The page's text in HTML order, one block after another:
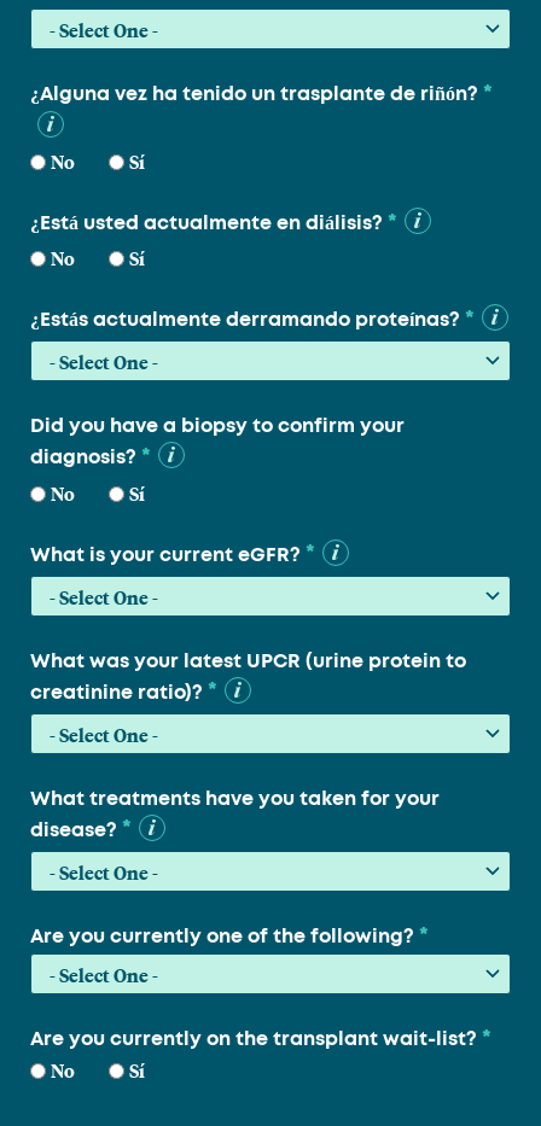
¿Alguna vez ha tenido un trasplante de riñón? *
No Sí
¿Está usted actualmente en diálisis? *
No Sí
¿Estás actualmente derramando proteínas? *
Did you have a biopsy to confirm your
diagnosis? *
No Sí
What is your current eGFR? *
What was your latest UPCR (urine protein to
creatinine ratio)? *
What treatments have you taken for your
disease? *
Are you currently one of the following? *
Are you currently on the transplant wait-list? *
No Sí